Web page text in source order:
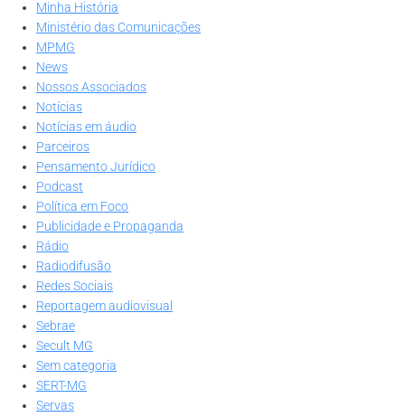
Minha História
Ministério das Comunicações
MPMG
News
Nossos Associados
Notícias
Notícias em áudio
Parceiros
Pensamento Jurídico
Podcast
Política em Foco
Publicidade e Propaganda
Rádio
Radiodifusão
Redes Sociais
Reportagem audiovisual
Sebrae
Secult MG
Sem categoria
SERT-MG
Servas